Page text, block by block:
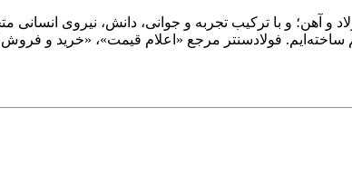
در صنعت فولاد و آهن؛ و با ترکیب تجربه و جوانی، دانش،
ساخته‌ایم. فولادسنتر مرجع «اعلام قیمت»، «خرید و